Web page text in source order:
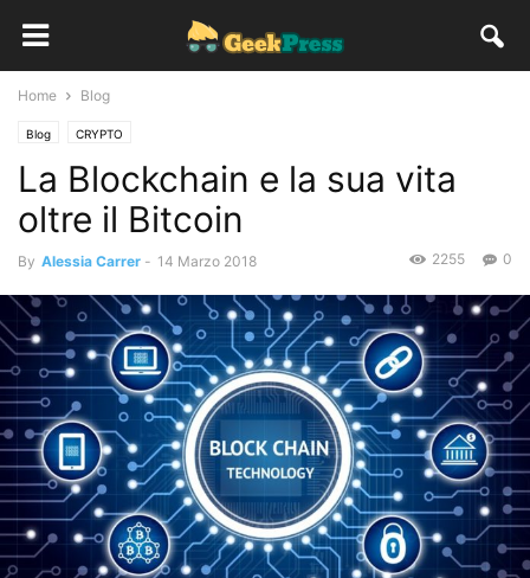
Home Blog
Blog CRYPTO
La Blockchain e la sua vita
oltre il Bitcoin
By Alessia Carrer - 14 Marzo 2018 0
2255